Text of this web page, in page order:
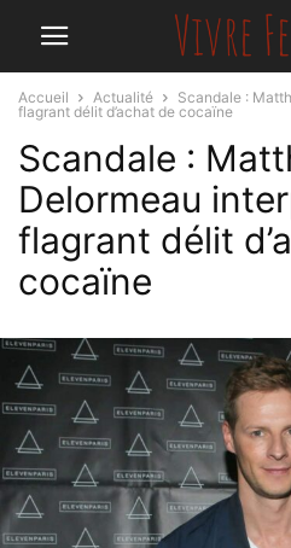
Accueil Actualité
Scandale :
flagrant délit d’achat de cocaïne
Scandale :
Delormeau
flagrant délit
cocaïne